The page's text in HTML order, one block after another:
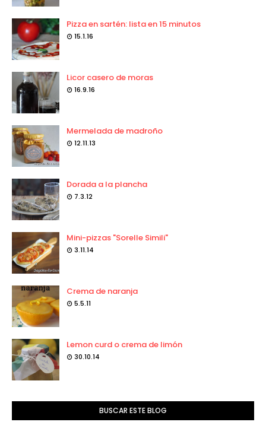
Pizza en sartén: lista en 15 minutos
15.1.16
Licor casero de moras
16.9.16
Mermelada de madroño
12.11.13
Dorada a la plancha
7.3.12
Mini-pizzas "Sorelle Simili"
3.11.14
Crema de naranja
5.5.11
Lemon curd o crema de limón
30.10.14
BUSCAR ESTE BLOG